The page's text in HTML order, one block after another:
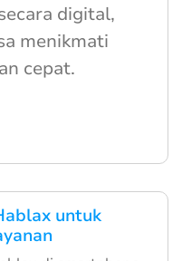
untuk
digital,
menikmati
cepat.